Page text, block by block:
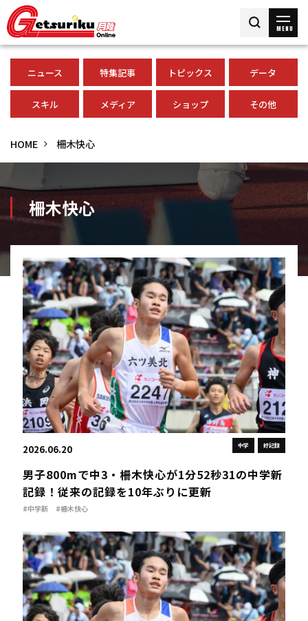
MENU
ニュース 特集記事 トピックス データ
スキル メディア ショップ その他
HOME 柵木快心
柵木快心
中学 好記録
2026.06.20
男子800mで中3・柵木快心が1分52秒31の中学新
記録！従来の記録を10年ぶりに更新
#中学新 #柵木快心